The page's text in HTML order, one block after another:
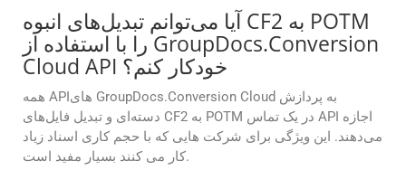
آیا می‌توانم تبدیل‌های انبوه CF2 به POTM
را با استفاده از GroupDocs.Conversion
Cloud API خودکار کنم؟
همه APIهای GroupDocs.Conversion Cloud به پردازش
دسته‌ای و تبدیل فایل‌های CF2 به POTM در یک تماس API اجازه
می‌دهند. این ویژگی برای شرکت هایی که با حجم کاری اسناد زیاد
کار می کنند بسیار مفید است.